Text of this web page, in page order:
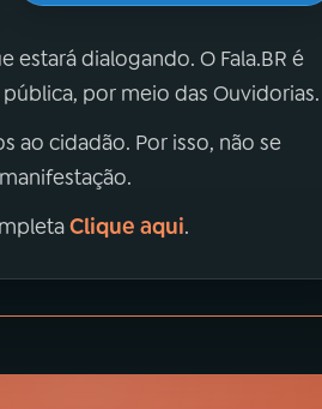
estará dialogando. O Fala.BR é
por meio das Ouvidorias.
ao cidadão. Por isso, não se
Clique aqui.